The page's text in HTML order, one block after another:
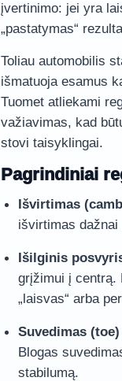
įvertinimo: jei yra
„pastatymas“
Toliau automobilis
išmatuoja esamus
Tuomet atliekami
važiavimas, kad
stovi taisyklingai.
Pagrindiniai
Išvirtimas
išvirtimas dažnai
Išilginis
grįžimui į centrą.
„laisvas“ arba
Suvedimas (toe)
Blogas
stabilumą.